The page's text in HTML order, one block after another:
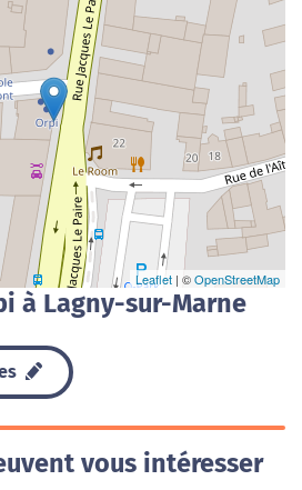
Leaflet | ©OpenStreetMap
à Lagny-sur-Marne
vous intéresser